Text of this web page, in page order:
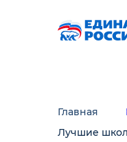
Главная
Лучшие